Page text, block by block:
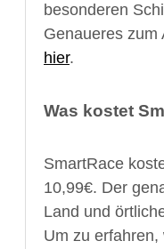
besonderen
Genaueres zum
hier.
Was kostet
SmartRace
10,99€. Der
Land und
Um zu